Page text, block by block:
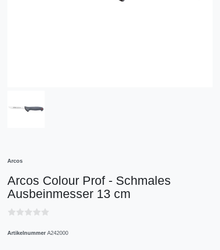
Arcos
Arcos Colour Prof - Schmales
Ausbeinmesser 13 cm
Artikelnummer A242000